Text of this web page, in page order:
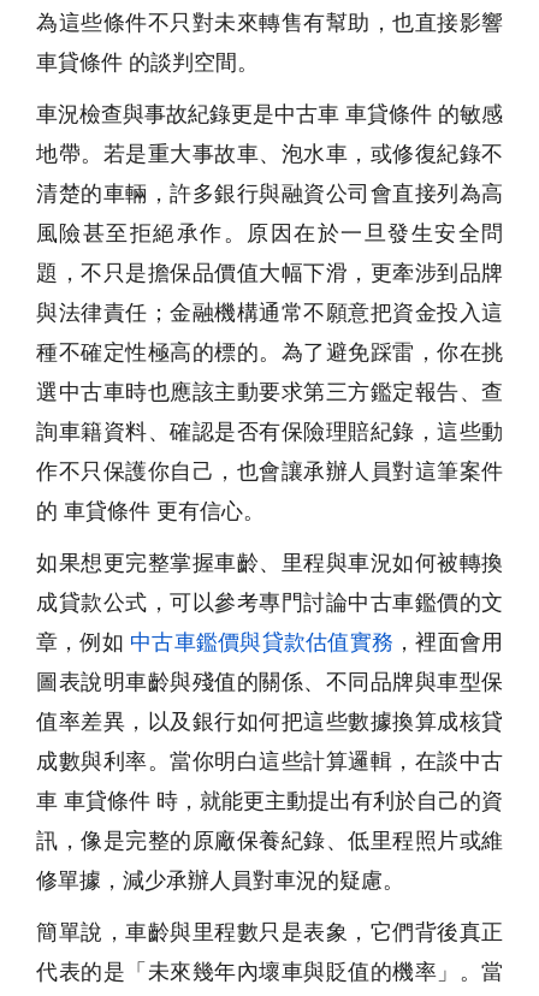
為這些條件不只對未來轉售有幫助，也直接影響
車貸條件 的談判空間。
車況檢查與事故紀錄更是中古車 車貸條件 的敏感
地帶。若是重大事故車、泡水車，或修復紀錄不
清楚的車輛，許多銀行與融資公司會直接列為高
風險甚至拒絕承作。原因在於一旦發生安全問
題，不只是擔保品價值大幅下滑，更牽涉到品牌
與法律責任；金融機構通常不願意把資金投入這
種不確定性極高的標的。為了避免踩雷，你在挑
選中古車時也應該主動要求第三方鑑定報告、查
詢車籍資料、確認是否有保險理賠紀錄，這些動
作不只保護你自己，也會讓承辦人員對這筆案件
的 車貸條件 更有信心。
如果想更完整掌握車齡、里程與車況如何被轉換
成貸款公式，可以參考專門討論中古車鑑價的文
章，例如 中古車鑑價與貸款估值實務 ，裡面會用
圖表說明車齡與殘值的關係、不同品牌與車型保
值率差異，以及銀行如何把這些數據換算成核貸
成數與利率。當你明白這些計算邏輯，在談中古
車 車貸條件 時，就能更主動提出有利於自己的資
訊，像是完整的原廠保養紀錄、低里程照片或維
修單據，減少承辦人員對車況的疑慮。
簡單說，車齡與里程數只是表象，它們背後真正
代表的是「未來幾年內壞車與貶值的機率」。當